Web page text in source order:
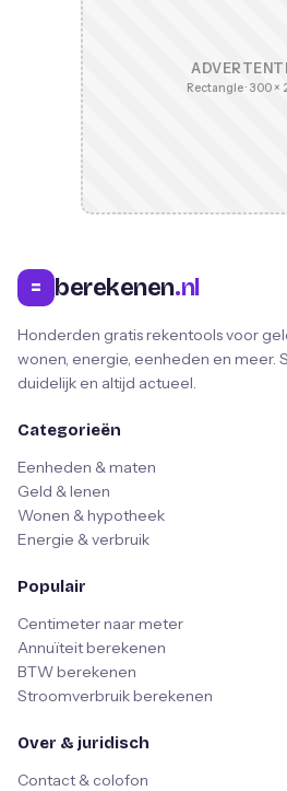
Rectangle · 300 ×
= berekenen.nl
Honderden gratis rekentools voor
wonen, energie, eenheden en meer.
duidelijk en altijd actueel.
Categorieën
Eenheden & maten
Geld & lenen
Wonen & hypotheek
Energie & verbruik
Populair
Centimeter naar meter
Annuïteit berekenen
BTW berekenen
Stroomverbruik berekenen
Over & juridisch
Contact & colofon